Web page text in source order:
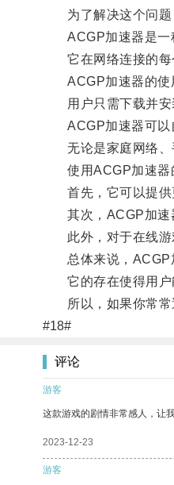
为了解决这个问题
ACGP加速器是一种
它在网络连接的每
ACGP加速器的使
用户只需下载并安
ACGP加速器可以自
无论是家庭网络、
使用ACGP加速器
首先，它可以提供
其次，ACGP加速器
此外，对于在线游
总体来说，ACGP加
它的存在使得用户
所以，如果你常常遇
#18#
评论
游客
这款游戏的剧情非常感人，让
2023-12-23
游客